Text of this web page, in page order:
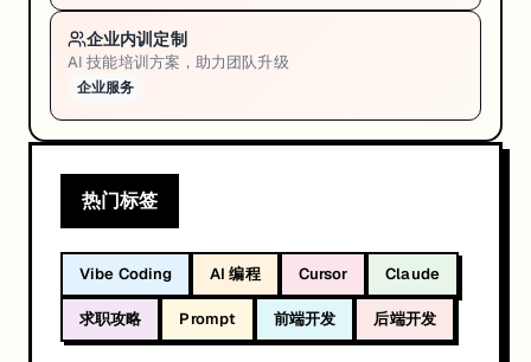
企业内训定制
AI 技能培训方案，助力团队升级
企业服务
热门标签
Vibe Coding AI 编程 Cursor Claude
求职攻略 Prompt 前端开发 后端开发